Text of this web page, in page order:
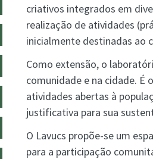
criativos integrados em
realização de atividades
inicialmente destinadas ao
Como extensão, o
comunidade e na cidade.
atividades abertas à
justificativa para sua
O Lavucs propõe-se um
para a participação